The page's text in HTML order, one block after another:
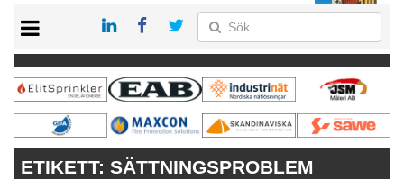
PRENUMERERA
VÅRA ANDRA MAGASIN
ANNONSERA
KONTAKT
ETIKETT: SÄTTNINGSPROBLEM